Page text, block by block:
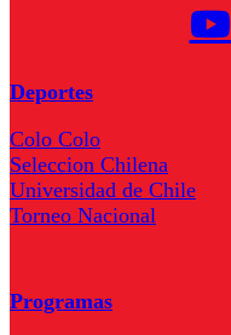
Deportes
Colo Colo
Seleccion Chilena
Universidad de Chile
Torneo Nacional
Programas